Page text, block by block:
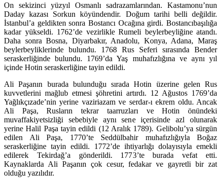
On sekizinci yüzyıl Osmanlı sadrazamlarından. Kastamonu’nun
Daday kazası Sorkun köyündendir. Doğum tarihi belli değildir.
İstanbul’a geldikten sonra Bostancı Ocağına girdi. Bostancıbaşılığa
kadar yükseldi. 1762’de vezirlikle Rumeli beylerbeyliğine atandı.
Daha sonra Bosna, Diyarbakır, Anadolu, Konya, Adana, Maraş
beylerbeyliklerinde bulundu. 1768 Rus Seferi sırasında Bender
seraskerliğinde bulundu. 1769’da Yaş muhafızlığına ve aynı yıl
içinde Hotin seraskerliğine tayin edildi.
Ali Paşanın burada bulunduğu sırada Hotin üzerine gelen Rus
kuvvetlerini mağlub etmesi şöhretini artırdı. 12 Ağustos 1769’da
Yağlıkçızade’nin yerine vaziriazam ve serdar-ı ekrem oldu. Ancak
Ali Paşa, Rusların tekrar taarruzları ve Hotin önündeki
muvaffakiyetsizliği sebebiyle aynı sene içerisinde azl olunarak
yerine Halil Paşa tayin edildi (12 Aralık 1789). Gelibolu’ya sürgün
edilen Ali Paşa, 1770’te Seddülbahir muhafızlığıyla Boğaz
seraskerliğine tayin edildi. 1772’de ihtiyarlığı dolayısıyla emekli
edilerek Tekirdağ’a gönderildi. 1773’te burada vefat etti.
Kaynaklarda Ali Paşanın çok cesur, fedakar ve gayretli bir zat
olduğu yazılıdır.